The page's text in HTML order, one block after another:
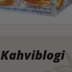
Kahviblogi